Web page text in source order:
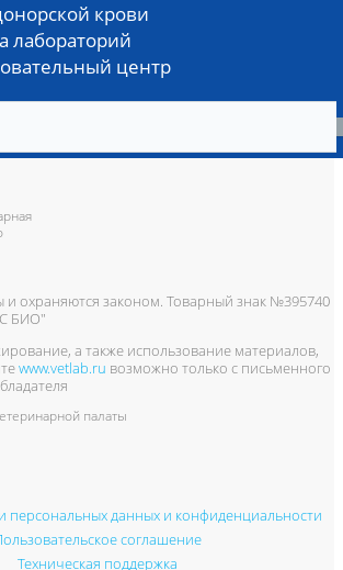
крови
лабораторий
центр
центры
охраняются законом. Товарный знак №395740
БИО"
а также использование материалов,
www.vetlab.ru возможно только с письменного
палаты
персональных данных и конфиденциальности
соглашение
Техническая поддержка